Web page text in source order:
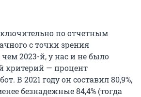
по отчетным
с точки зрения
2023-й, у нас и не было
критерий — процент
В 2021 году он составил 80,9%,
безнадежные 84,4% (тогда